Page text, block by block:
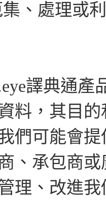
、處理或
譯典通
料，其目
們可能會
、承包商
理、改進